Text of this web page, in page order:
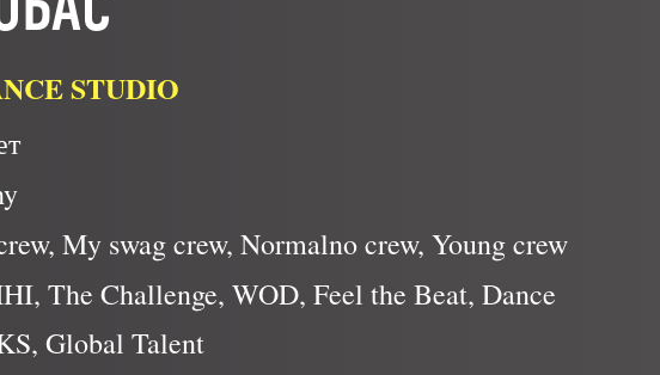
STUDIO
My swag crew, Normalno crew, Young crew
The Challenge, WOD, Feel the Beat, Dance
Global Talent